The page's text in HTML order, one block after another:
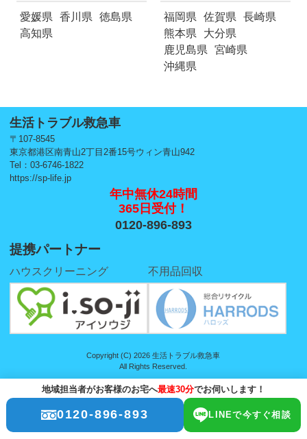
愛媛県 香川県
徳島県
高知県
福岡県 佐賀県
長崎県
熊本県
大分県
鹿児島県
宮崎県
沖縄県
地域担当者がお客様のお宅へ最速30分でお伺いします！
0120-896-893 LINEで今すぐ相談
生活トラブル救急車
〒107-8545
東京都港区南青山2丁目2番15号ウィン青山942
Tel：03-6746-1822
https://sp-life.jp
年中無休24時間
365日受付！
0120-896-893
提携パートナー
ハウスクリーニング 不用品回収
Copyright (C) 2026 生活トラブル救急車
All Rights Reserved.